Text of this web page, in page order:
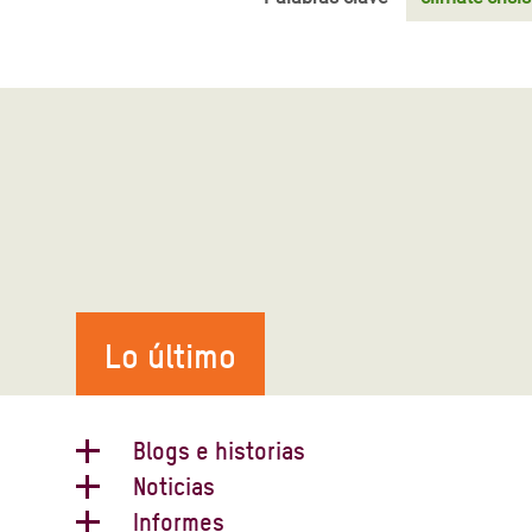
Lo último
Blogs e historias
Publicación sobre el clima:
Noticias
Informes